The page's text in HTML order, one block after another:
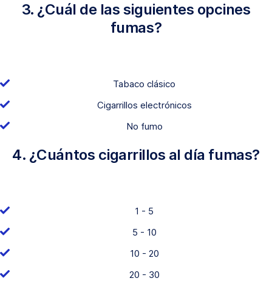
3. ¿Cuál de las siguientes opcines
fumas?
Tabaco clásico
Cigarrillos electrónicos
No fumo
4. ¿Cuántos cigarrillos al día fumas?
1 - 5
5 - 10
10 - 20
20 - 30